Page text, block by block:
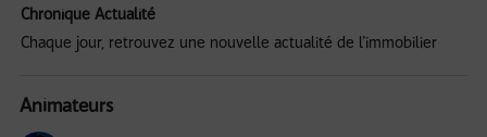
Chronique Actualité
Chaque jour, retrouvez une nouvelle actualité de l'immobilier
Animateurs